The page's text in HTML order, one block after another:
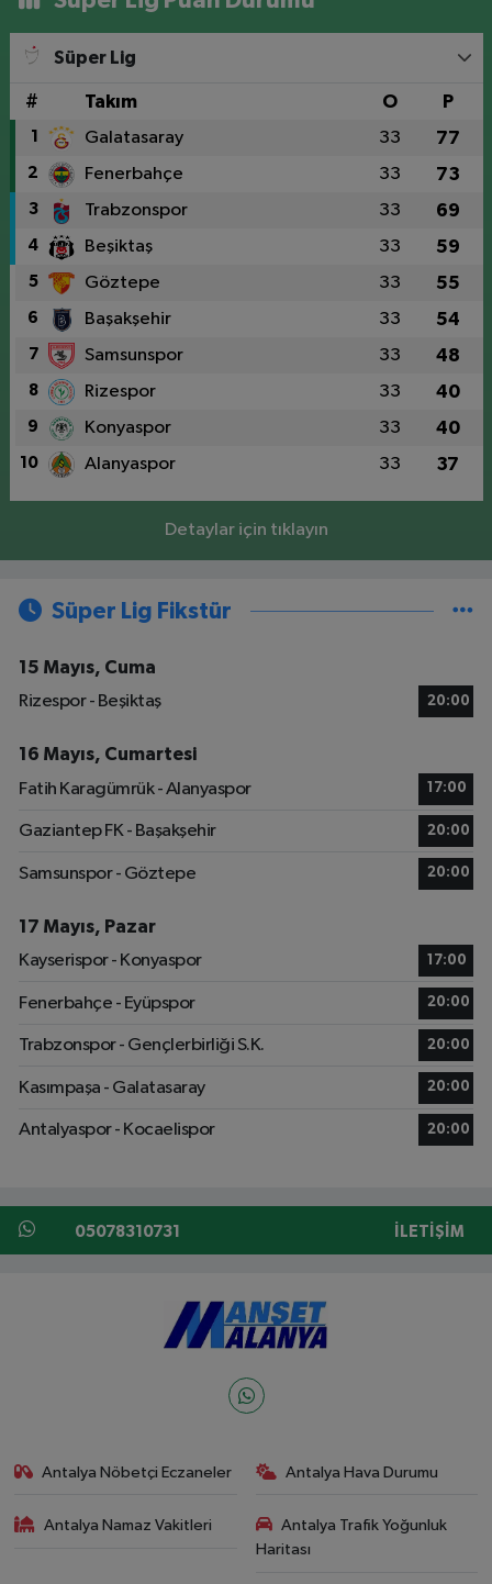
Süper Lig
# Takım O P
1 Galatasaray 33 77
2 Fenerbahçe 33 73
3 Trabzonspor 33 69
4 Beşiktaş 33 59
5 Göztepe 33 55
6 Başakşehir 33 54
7 Samsunspor 33 48
8 Rizespor 33 40
9 Konyaspor 33 40
10 Alanyaspor 33 37
Detaylar için tıklayın
Süper Lig Fikstür
15 Mayıs, Cuma
Rizespor - Beşiktaş
20:00
16 Mayıs, Cumartesi
Fatih Karagümrük - Alanyaspor
17:00
Gaziantep FK - Başakşehir 20:00
Samsunspor - Göztepe 20:00
17 Mayıs, Pazar
Kayserispor - Konyaspor
17:00
Fenerbahçe - Eyüpspor 20:00
Trabzonspor - Gençlerbirliği S.K. 20:00
Kasımpaşa - Galatasaray 20:00
Antalyaspor - Kocaelispor 20:00
05078310731 İLETIŞIM
Antalya Nöbetçi Eczaneler Antalya Hava Durumu
Antalya Namaz Vakitleri
Antalya Trafik Yoğunluk
Haritası